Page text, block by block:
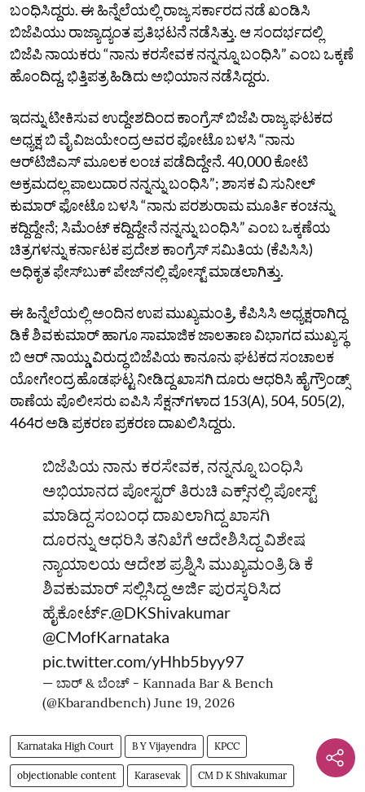
ಬಂಧಿಸಿದ್ದರು. ಈ ಹಿನ್ನೆಲೆಯಲ್ಲಿ ರಾಜ್ಯ ಸರ್ಕಾರದ ನಡೆ ಖಂಡಿಸಿ
ಬಿಜೆಪಿಯು ರಾಜ್ಯಾದ್ಯಂತ ಪ್ರತಿಭಟನೆ ನಡೆಸಿತ್ತು. ಆ ಸಂದರ್ಭದಲ್ಲಿ
ಬಿಜೆಪಿ ನಾಯಕರು “ನಾನು ಕರಸೇವಕ ನನ್ನನ್ನೂ ಬಂಧಿಸಿ” ಎಂಬ ಒಕ್ಕಣೆ
ಹೊಂದಿದ್ದ, ಭಿತ್ತಿಪತ್ರ ಹಿಡಿದು ಅಭಿಯಾನ ನಡೆಸಿದ್ದರು.
ಇದನ್ನು ಟೀಕಿಸುವ ಉದ್ದೇಶದಿಂದ ಕಾಂಗ್ರೆಸ್‌ ಬಿಜೆಪಿ ರಾಜ್ಯ ಘಟಕದ
ಅಧ್ಯಕ್ಷ ಬಿ ವೈ ವಿಜಯೇಂದ್ರ ಅವರ ಫೋಟೊ ಬಳಸಿ “ನಾನು
ಆರ್‌ಟಿಜಿಎಸ್‌ ಮೂಲಕ ಲಂಚ ಪಡೆದಿದ್ದೇನೆ. 40,000 ಕೋಟಿ
ಅಕ್ರಮದಲ್ಲ ಪಾಲುದಾರ ನನ್ನನ್ನು ಬಂಧಿಸಿ”; ಶಾಸಕ ವಿ ಸುನೀಲ್‌
ಕುಮಾರ್‌ ಫೋಟೊ ಬಳಸಿ “ನಾನು ಪರಶುರಾಮ ಮೂರ್ತಿ ಕಂಚನ್ನು
ಕದ್ದಿದ್ದೇನೆ; ಸಿಮೆಂಟ್‌ ಕದ್ದಿದ್ದೇನೆ ನನ್ನನ್ನು ಬಂಧಿಸಿ” ಎಂಬ ಒಕ್ಕಣೆಯ
ಚಿತ್ರಗಳನ್ನು ಕರ್ನಾಟಕ ಪ್ರದೇಶ ಕಾಂಗ್ರೆಸ್ ಸಮಿತಿಯ (ಕೆಪಿಸಿಸಿ)
ಅಧಿಕೃತ ಫೇಸ್‌ಬುಕ್ ಪೇಜ್‌ನಲ್ಲಿ ಪೋಸ್ಟ್ ಮಾಡಲಾಗಿತ್ತು.
ಈ ಹಿನ್ನೆಲೆಯಲ್ಲಿ ಅಂದಿನ ಉಪ ಮುಖ್ಯಮಂತ್ರಿ, ಕೆಪಿಸಿಸಿ ಅಧ್ಯಕ್ಷರಾಗಿದ್ದ
ಡಿಕೆ ಶಿವಕುಮಾರ್ ಹಾಗೂ ಸಾಮಾಜಿಕ ಜಾಲತಾಣ ವಿಭಾಗದ ಮುಖ್ಯಸ್ಥ
ಬಿ ಆರ್‌ ನಾಯ್ಡು ವಿರುದ್ಧ ಬಿಜೆಪಿಯ ಕಾನೂನು ಘಟಕದ ಸಂಚಾಲಕ
ಯೋಗೇಂದ್ರ ಹೊಡಘಟ್ಟ ನೀಡಿದ್ದ ಖಾಸಗಿ ದೂರು ಆಧರಿಸಿ ಹೈಗ್ರೌಂಡ್ಸ್‌
ಠಾಣೆಯ ಪೊಲೀಸರು ಐಪಿಸಿ ಸೆಕ್ಷನ್‌ಗಳಾದ 153(A), 504, 505(2),
464ರ ಅಡಿ ಪ್ರಕರಣ ಪ್ರಕರಣ ದಾಖಲಿಸಿದ್ದರು.
ಬಿಜೆಪಿಯ ನಾನು ಕರಸೇವಕ, ನನ್ನನ್ನೂ ಬಂಧಿಸಿ
ಅಭಿಯಾನದ ಪೋಸ್ಟರ್‌ ತಿರುಚಿ ಎಕ್ಸ್‌ನಲ್ಲಿ ಪೋಸ್ಟ್‌
ಮಾಡಿದ್ದ ಸಂಬಂಧ ದಾಖಲಾಗಿದ್ದ ಖಾಸಗಿ
ದೂರನ್ನು ಆಧರಿಸಿ ತನಿಖೆಗೆ ಆದೇಶಿಸಿದ್ದ ವಿಶೇಷ
ನ್ಯಾಯಾಲಯ ಆದೇಶ ಪ್ರಶ್ನಿಸಿ ಮುಖ್ಯಮಂತ್ರಿ ಡಿ ಕೆ
ಶಿವಕುಮಾರ್‌ ಸಲ್ಲಿಸಿದ್ದ ಅರ್ಜಿ ಪುರಸ್ಕರಿಸಿದ
ಹೈಕೋರ್ಟ್‌.@DKShivakumar
@CMofKarnataka
pic.twitter.com/yHhb5byy97
— ಬಾರ್‌ & ಬೆಂಚ್ - Kannada Bar & Bench
(@Kbarandbench) June 19, 2026
Karnataka High Court B Y Vijayendra KPCC
objectionable content Karasevak CM D K Shivakumar